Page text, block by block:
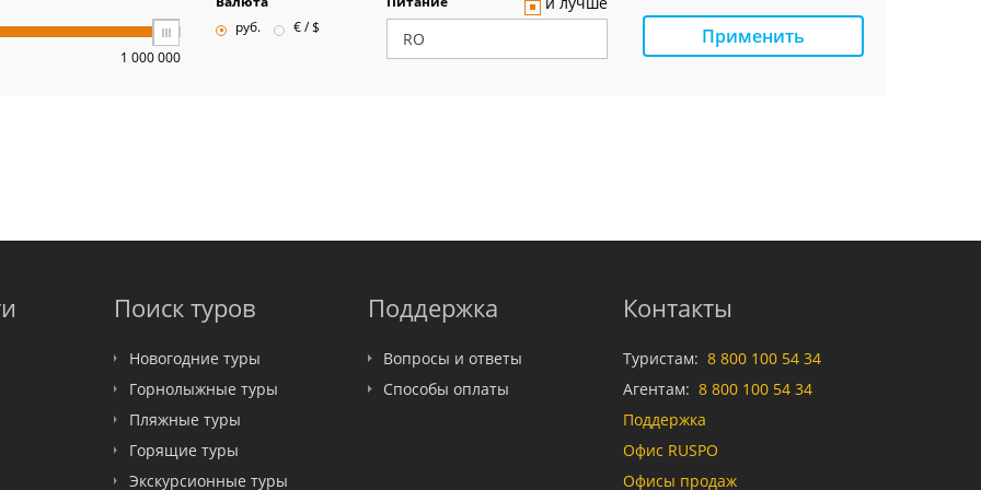
1 000 000
руб.
€ / $ Применить
Поиск туров
Новогодние туры
Горнолыжные туры
Пляжные туры
Горящие туры
Экскурсионные туры
Поддержка
Вопросы и ответы
Способы оплаты
Контакты
Туристам: 8 800 100 54 34
Агентам: 8 800 100 54 34
Поддержка
Офис RUSPO
Офисы продаж